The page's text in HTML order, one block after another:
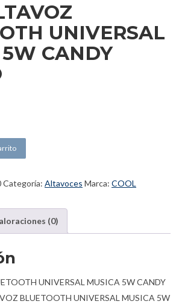
UNIVERSAL
CANDY
UNIVERSAL MUSICA 5W CANDY
Categoría: Altavoces Marca: COOL
(0)
UNIVERSAL MUSICA 5W CANDY
BLUETOOTH UNIVERSAL MUSICA 5W